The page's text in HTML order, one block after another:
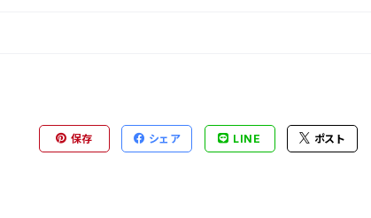
保存 シェア LINE ポスト